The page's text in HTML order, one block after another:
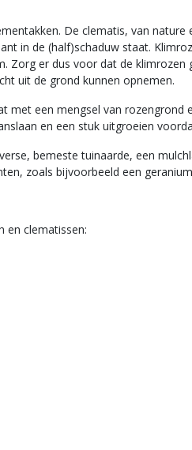
De clematis, van
in de (half)schaduw staat.
er dus voor dat de
uit de grond kunnen opnemen.
met een mengsel van
en een stuk uitgroeien
bemeste tuinaarde, een
zoals bijvoorbeeld een
en clematissen: